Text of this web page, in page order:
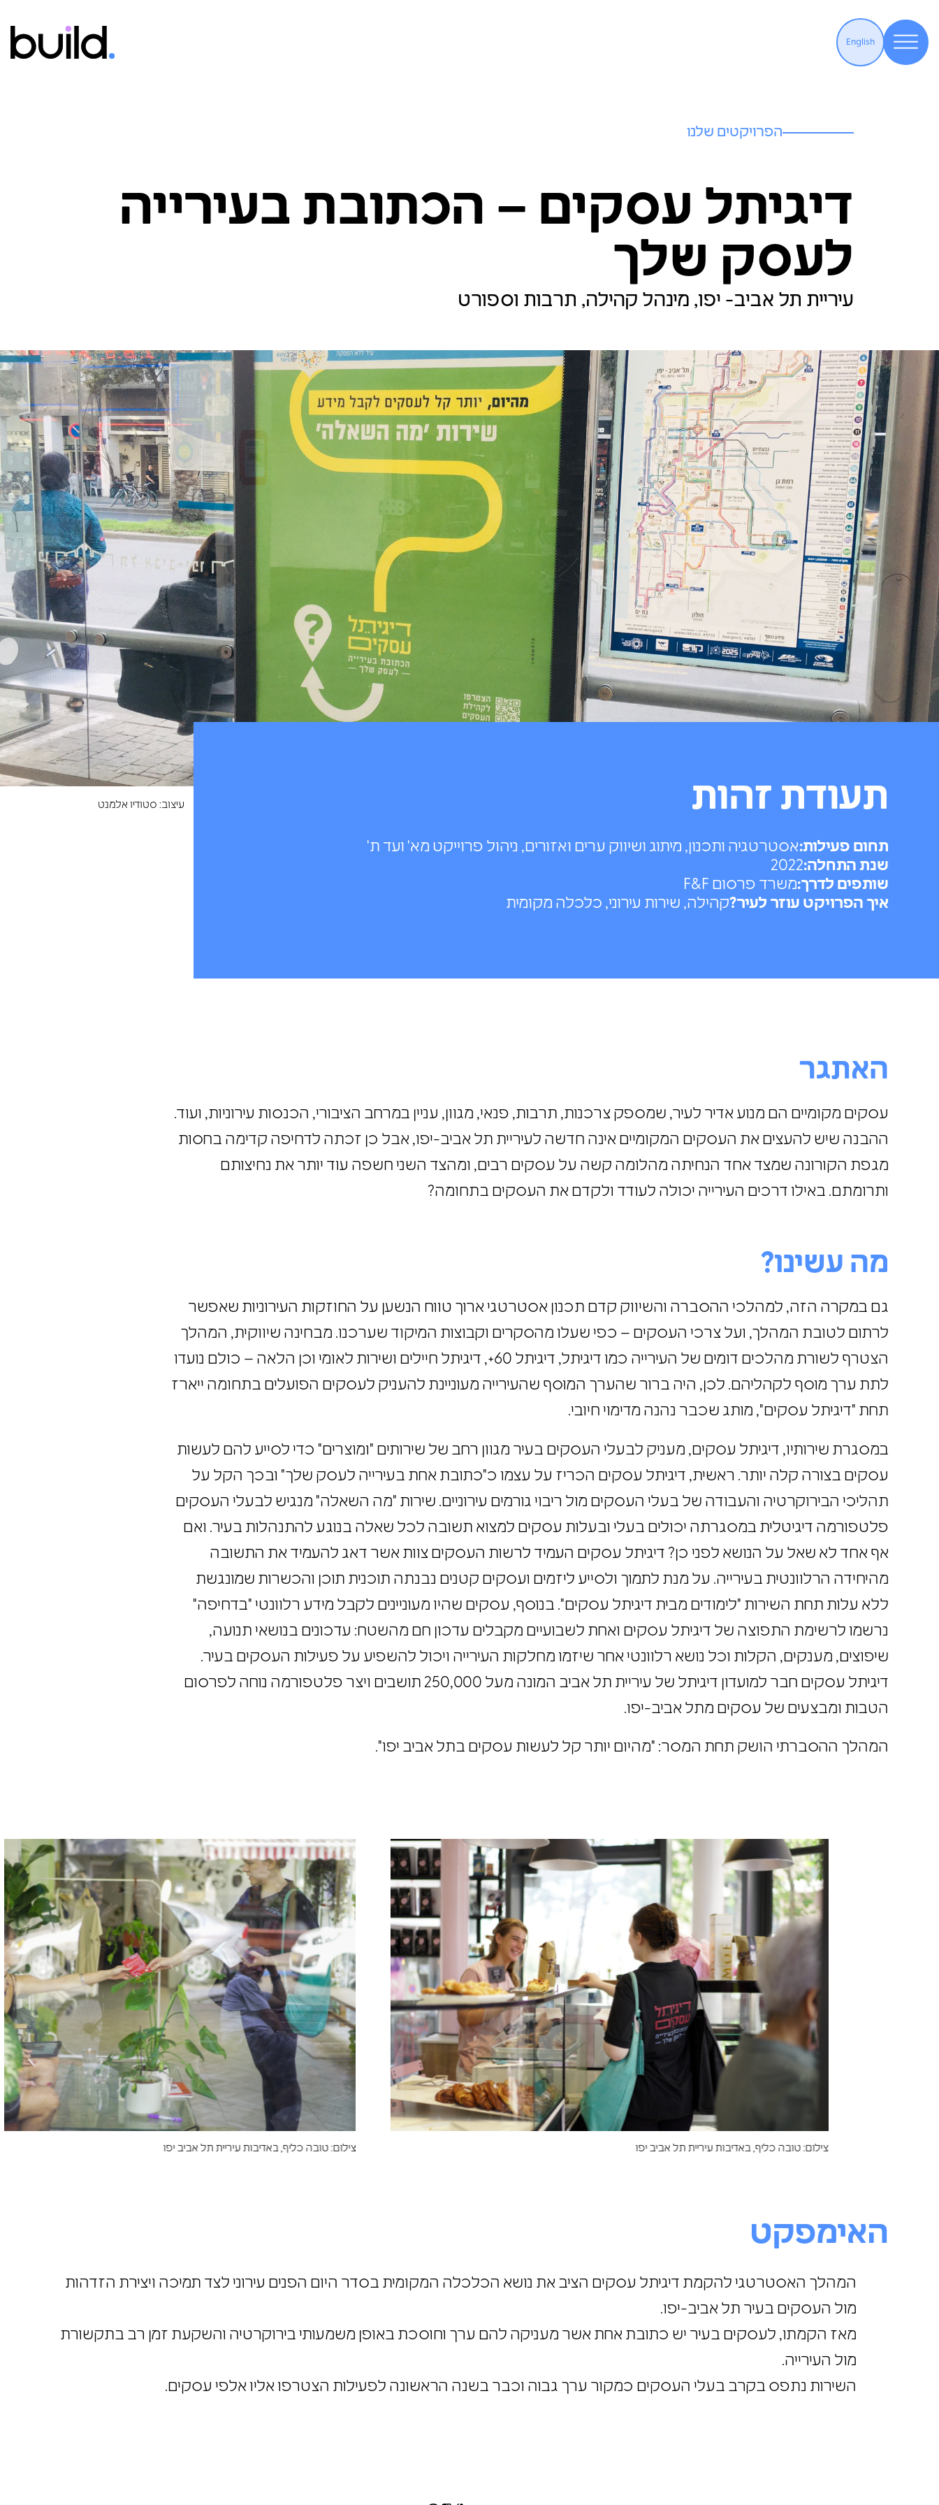
English
הפרויקטים שלנו
דיגיתל עסקים – הכתובת בעירייה
לעסק שלך
עיריית תל אביב- יפו, מינהל קהילה, תרבות וספורט
עיצוב: סטודיו אלמנט תעודת זהות
תחום פעילות:אסטרטגיה ותכנון, מיתוג ושיווק ערים ואזורים, ניהול פרוייקט מא' ועד ת'
שנת התחלה:2022
שותפים לדרך:משרד פרסום F&F
איך הפרויקט עוזר לעיר?קהילה, שירות עירוני, כלכלה מקומית
האתגר
עסקים מקומיים הם מנוע אדיר לעיר, שמספק צרכנות, תרבות, פנאי, מגוון, עניין במרחב הציבורי, הכנסות עירוניות, ועוד.
ההבנה שיש להעצים את העסקים המקומיים אינה חדשה לעיריית תל אביב-יפו, אבל כן זכתה לדחיפה קדימה בחסות
מגפת הקורונה שמצד אחד הנחיתה מהלומה קשה על עסקים רבים, ומהצד השני חשפה עוד יותר את נחיצותם
ותרומתם. באילו דרכים העירייה יכולה לעודד ולקדם את העסקים בתחומה?
מה עשינו?
גם במקרה הזה, למהלכי ההסברה והשיווק קדם תכנון אסטרטגי ארוך טווח הנשען על החוזקות העירוניות שאפשר
לרתום לטובת המהלך, ועל צרכי העסקים – כפי שעלו מהסקרים וקבוצות המיקוד שערכנו. מבחינה שיווקית, המהלך
הצטרף לשורת מהלכים דומים של העירייה כמו דיגיתל, דיגיתל 60+, דיגיתל חיילים ושירות לאומי וכן הלאה – כולם נועדו
לתת ערך מוסף לקהליהם. לכן, היה ברור שהערך המוסף שהעירייה מעוניינת להעניק לעסקים הפועלים בתחומה ייארז
תחת "דיגיתל עסקים", מותג שכבר נהנה מדימוי חיובי.
במסגרת שירותיו, דיגיתל עסקים, מעניק לבעלי העסקים בעיר מגוון רחב של שירותים "ומוצרים" כדי לסייע להם לעשות
עסקים בצורה קלה יותר. ראשית, דיגיתל עסקים הכריז על עצמו כ"כתובת אחת בעירייה לעסק שלך" ובכך הקל על
תהליכי הבירוקרטיה והעבודה של בעלי העסקים מול ריבוי גורמים עירוניים. שירות "מה השאלה" מנגיש לבעלי העסקים
פלטפורמה דיגיטלית במסגרתה יכולים בעלי ובעלות עסקים למצוא תשובה לכל שאלה בנוגע להתנהלות בעיר. ואם
אף אחד לא שאל על הנושא לפני כן? דיגיתל עסקים העמיד לרשות העסקים צוות אשר דאג להעמיד את התשובה
מהיחידה הרלוונטית בעירייה. על מנת לתמוך ולסייע ליזמים ועסקים קטנים נבנתה תוכנית תוכן והכשרות שמונגשת
ללא עלות תחת השירות "לימודים מבית דיגיתל עסקים". בנוסף, עסקים שהיו מעוניינים לקבל מידע רלוונטי "בדחיפה"
נרשמו לרשימת התפוצה של דיגיתל עסקים ואחת לשבועיים מקבלים עדכון חם מהשטח: עדכונים בנושאי תנועה,
שיפוצים, מענקים, הקלות וכל נושא רלוונטי אחר שיזמו מחלקות העירייה ויכול להשפיע על פעילות העסקים בעיר.
דיגיתל עסקים חבר למועדון דיגיתל של עיריית תל אביב המונה מעל 250,000 תושבים ויצר פלטפורמה נוחה לפרסום
הטבות ומבצעים של עסקים מתל אביב-יפו.
המהלך ההסברתי הושק תחת המסר: "מהיום יותר קל לעשות עסקים בתל אביב יפו".
צילום: טובה כליף, באדיבות עיריית תל אביב יפו צילום: טובה כליף, באדיבות עיריית תל אביב יפו
האימפקט
המהלך האסטרטגי להקמת דיגיתל עסקים הציב את נושא הכלכלה המקומית בסדר היום הפנים עירוני לצד תמיכה ויצירת
הזדהות מול העסקים בעיר תל אביב-יפו.
מאז הקמתו, לעסקים בעיר יש כתובת אחת אשר מעניקה להם ערך וחוסכת באופן משמעותי בירוקרטיה והשקעת זמן רב
בתקשורת מול העירייה.
השירות נתפס בקרב בעלי העסקים כמקור ערך גבוה וכבר בשנה הראשונה לפעילות הצטרפו אליו אלפי עסקים.